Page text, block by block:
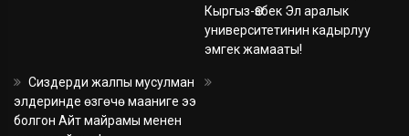
Кыргыз-Өзбек Эл аралык
университетинин кадырлуу
эмгек жамааты!
Сиздерди жалпы мусулман
элдеринде өзгөчө мааниге ээ
болгон Айт майрамы менен